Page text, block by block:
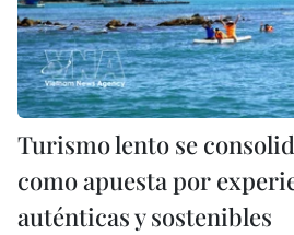
Turismo lento se
como apuesta por
auténticas y sostenibles